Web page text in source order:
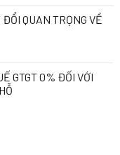
QUAN TRỌNG VỀ
GTGT 0% ĐỐI VỚI